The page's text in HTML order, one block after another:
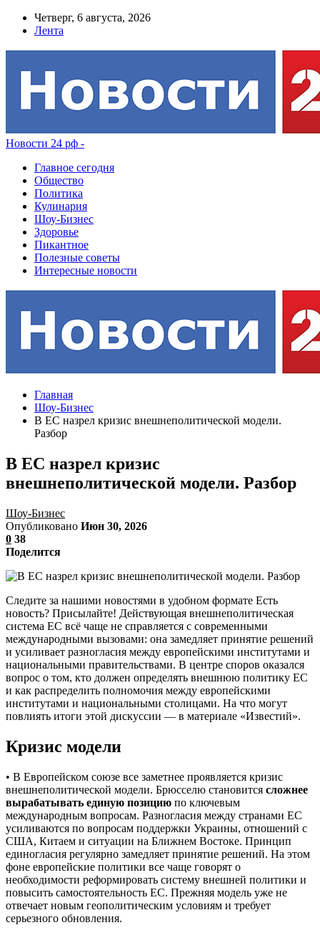
Четверг, 6 августа, 2026
Лента
Новости 24 рф -
Главное сегодня
Общество
Политика
Кулинария
Шоу-Бизнес
Здоровье
Пикантное
Полезные советы
Интересные новости
Главная
Шоу-Бизнес
В ЕС назрел кризис внешнеполитической модели.
Разбор
В ЕС назрел кризис
внешнеполитической модели. Разбор
Шоу-Бизнес
Опубликовано Июн 30, 2026
0 38
Поделится
Следите за нашими новостями в удобном формате Есть
новость? Присылайте! Действующая внешнеполитическая
система ЕС всё чаще не справляется с современными
международными вызовами: она замедляет принятие решений
и усиливает разногласия между европейскими институтами и
национальными правительствами. В центре споров оказался
вопрос о том, кто должен определять внешнюю политику ЕС
и как распределить полномочия между европейскими
институтами и национальными столицами. На что могут
повлиять итоги этой дискуссии — в материале «Известий».
Кризис модели
• В Европейском союзе все заметнее проявляется кризис
внешнеполитической модели. Брюсселю становится сложнее
вырабатывать единую позицию по ключевым
международным вопросам. Разногласия между странами ЕС
усиливаются по вопросам поддержки Украины, отношений с
США, Китаем и ситуации на Ближнем Востоке. Принцип
единогласия регулярно замедляет принятие решений. На этом
фоне европейские политики все чаще говорят о
необходимости реформировать систему внешней политики и
повысить самостоятельность ЕС. Прежняя модель уже не
отвечает новым геополитическим условиям и требует
серьезного обновления.